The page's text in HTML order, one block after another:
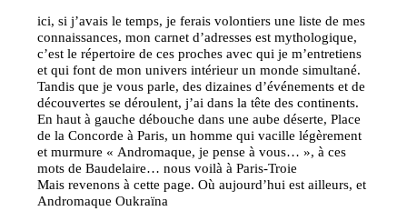
ici, si j’avais le temps, je ferais volontiers une liste de mes
connaissances, mon carnet d’adresses est mythologique,
c’est le répertoire de ces proches avec qui je m’entretiens
et qui font de mon univers intérieur un monde simultané.
Tandis que je vous parle, des dizaines d’événements et de
découvertes se déroulent, j’ai dans la tête des continents.
En haut à gauche débouche dans une aube déserte, Place
de la Concorde à Paris, un homme qui vacille légèrement
et murmure « Andromaque, je pense à vous… », à ces
mots de Baudelaire… nous voilà à Paris-Troie
Mais revenons à cette page. Où aujourd’hui est ailleurs, et
Andromaque Oukraïna